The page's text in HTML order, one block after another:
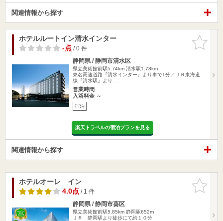
関連情報から探す
お気に入
りに追加
ホテルルートイン清水インター
-点/ 0 件
静岡県 / 静岡市清水区
県立美術館前駅5.74km 清水駅1.78km
東名高速道路『清水インター』より車で1分／ＪＲ東海道
線『清水駅』より…
営業時間
入浴料金 ～
宿泊
楽天トラベルの宿泊プランを見る
関連情報から探す
お気に入
りに追加
ホテルオーレ イン
4.0点/ 1 件
静岡県 / 静岡市葵区
県立美術館前駅5.85km 静岡駅652m
ＪＲ 静岡駅より徒歩にて約１０分